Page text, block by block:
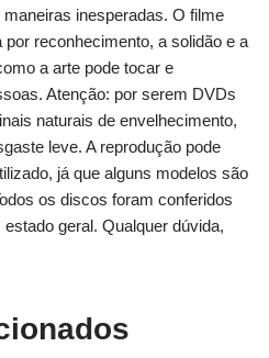
inesperadas. O filme
reconhecimento, a solidão e a
a arte pode tocar e
Atenção: por serem DVDs
naturais de envelhecimento,
leve. A reprodução pode
já que alguns modelos são
os discos foram conferidos
geral. Qualquer dúvida,